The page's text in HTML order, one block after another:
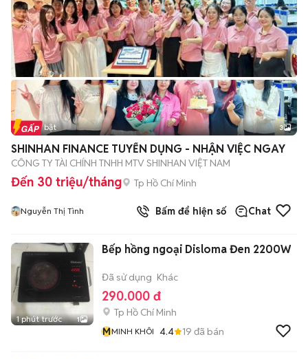
Tin nổi bật 3
SHINHAN FINANCE TUYỂN DỤNG - NHẬN VIỆC NGAY
CÔNG TY TÀI CHÍNH TNHH MTV SHINHAN VIỆT NAM
Đến 30 triệu/tháng Tp Hồ Chí Minh
Nguyễn Thị Tình Bấm để hiện số Chat
1 phút trước 1
Bếp hồng ngoại Disloma Đen 2200W
Đã sử dụng Khác
290.000 đ
Tp Hồ Chí Minh
MMINH KHÔI 4.4 19 đã bán